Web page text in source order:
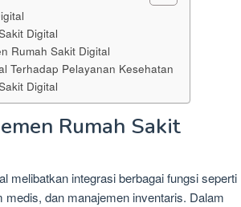
Digital
Rumah Sakit Digital
Terhadap Pelayanan Kesehatan
Digital
Rumah Sakit
melibatkan integrasi berbagai fungsi seperti
dan manajemen inventaris. Dalam